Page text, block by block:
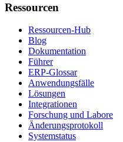
Ressourcen
Ressourcen-Hub
Blog
Dokumentation
Führer
ERP-Glossar
Anwendungsfälle
Lösungen
Integrationen
Forschung und Labore
Änderungsprotokoll
Systemstatus